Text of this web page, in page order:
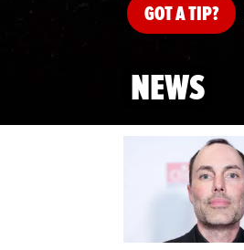
GOTA TIP?
NEWS